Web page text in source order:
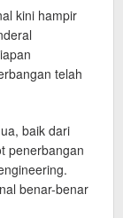
kini hampir
telah
baik dari
penerbangan
benar-benar